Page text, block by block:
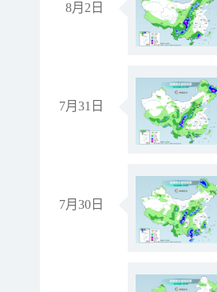
8月2日
7月31日
7月30日